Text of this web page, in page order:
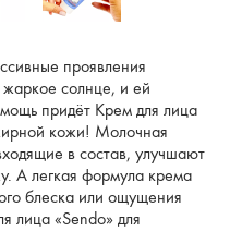
проявления
солнце, и ей
придёт Крем для лица
кожи! Молочная
в состав, улучшают
А легкая формула крема
блеска или ощущения
лица «Sendo» для